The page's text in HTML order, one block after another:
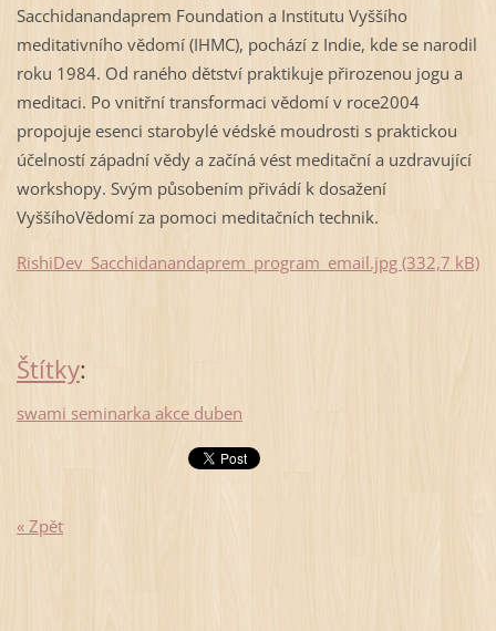
Sacchidanandaprem Foundation a Institutu Vyššího
meditativního vědomí (IHMC), pochází z Indie, kde se narodil
roku 1984. Od raného dětství praktikuje přirozenou jogu a
meditaci. Po vnitřní transformaci vědomí v roce2004
propojuje esenci starobylé védské moudrosti s praktickou
účelností západní vědy a začíná vést meditační a uzdravující
workshopy. Svým působením přivádí k dosažení
VyššíhoVědomí za pomoci meditačních technik.
RishiDev_Sacchidanandaprem_program_email.jpg (332,7 kB)
Štítky:
swami seminarka akce duben
« Zpět